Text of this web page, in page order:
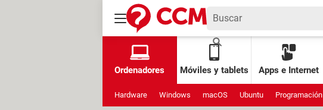
Ordenadores Móviles y tablets Apps e Internet
Hardware Windows macOS Ubuntu Programación